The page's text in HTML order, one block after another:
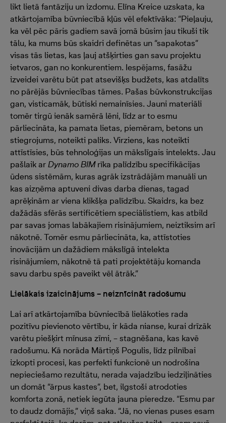
likt lietā fantāziju un izdomu. Elīna Kreice uzskata, ka
atkārtojamība būvniecībā kļūs vēl efektīvāka: “Pieļauju,
ka vēl pēc pāris gadiem savā jomā būsim jau tikuši tik
tālu, ka mums būs skaidri definētas un “sapakotas”
visas tās lietas, kas ļauj atšķirties gan savu projektu
ietvaros, gan no konkurentiem. Iespējams, fasāžu
izveidei varētu būt pat atsevišķs budžets, kas atdalīts
no pārējās būvniecības tāmes. Pašas būvkonstrukcijas
gan, visticamāk, būtiski nemainīsies. Jauni materiāli
tomēr tirgū ienāk samērā lēni, līdz ar to esmu
pārliecināta, ka pamata lietas, piemēram, betons un
stiegrojums, noteikti paliks. Virziens, kas noteikti
attīstīsies, būs tehnoloģijas un mākslīgais intelekts. Jau
pašlaik ar Dynamo BIMrīka palīdzību specifikācijas
ūdens sistēmām, kuras agrāk izstrādājām manuāli un
kas aizņēma aptuveni divas darba dienas, tagad
aprēķinām ar viena klikšķa palīdzību. Skaidrs, ka bez
dažādās sfērās sertificētiem speciālistiem, kas atbild
par savas jomas labākajiem risinājumiem, neiztiksim arī
nākotnē. Tomēr esmu pārliecināta, ka, attīstoties
inovācijām un dažādiem mākslīgā intelekta
risinājumiem, nākotnē tā pati projektētāju komanda
savu darbu spēs paveikt vēl ātrāk.”
Lielākais izaicinājums – neiznīcināt radošumu
Lai arī atkārtojamība būvniecībā lielākoties rada
pozitīvu pievienoto vērtību, ir kāda nianse, kurai drīzāk
varētu piešķirt mīnusa zīmi, – stagnēšana, kas kavē
radošumu. Kā norāda Mārtiņš Pogulis, līdz pilnībai
izkopti procesi, kas perfekti funkcionē un nodrošina
nepieciešamo rezultātu, nerada vajadzību iedziļināties
un domāt “ārpus kastes”, bet, ilgstoši atrodoties
komforta zonā, netiek iegūta jauna pieredze. “Esmu par
to daudz domājis,” viņš saka. “Jā, no vienas puses esam